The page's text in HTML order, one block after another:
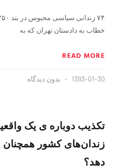
خطاب به دادستان تهران که به
READ MORE
1393-01-30 بدون دیدگاه
تکذیب دوباره ی یک
زندان‌های کشور همچنان
دهد؟